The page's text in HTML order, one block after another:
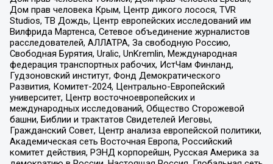
Дом прав человека Крым, Центр дикого лосося, TVR
Studios, ТВ Дождь, Центр европейских исследований им
Вилфрида Мартенса, Сетевое объединение журналистов
расследователей, АЛЛАТРА, За свободную Россию,
Свободная Бурятия, Uralic, UnKremlin, Международная
федерация транспортных рабочих, ИстЧам Финланд,
Гудзоновский институт, Фонд Демократического
Развития, Комитет-2024, Центрально-Европейский
университет, Центр восточноевропейских и
международных исследований, Общество Сторожевой
башни, Библии и трактатов Свидетелей Иеговы,
Гражданский Совет, Центр анализа европейской политики,
Академическая сеть Восточная Европа, Российский
комитет действия, РЭНД корпорейшн, Русская Америка за